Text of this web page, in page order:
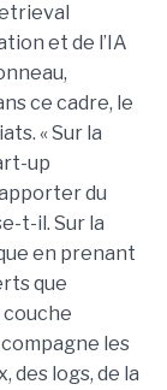
et de l’IA
ce cadre, le
« Sur la
up
du
t-il. Sur la
en prenant
que
les
des logs, de la